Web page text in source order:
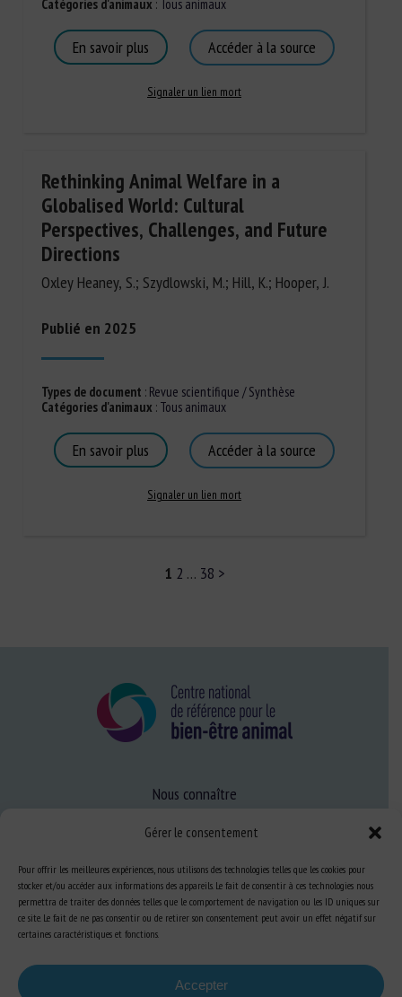
Gérer le consentement
Pour offrir les meilleures expériences, nous utilisons des technologies telles que les cookies pour
stocker et/ou accéder aux informations des appareils. Le fait de consentir à ces technologies nous
permettra de traiter des données telles que le comportement de navigation ou les ID uniques sur
ce site. Le fait de ne pas consentir ou de retirer son consentement peut avoir un effet négatif sur
certaines caractéristiques et fonctions.
Accepter
Catégories d'animaux : Tous animaux
En savoir plus Accéder à la source
Signaler un lien mort
Rethinking Animal Welfare in a
Globalised World: Cultural
Perspectives, Challenges, and Future
Directions
Oxley Heaney, S.; Szydlowski, M.; Hill, K.; Hooper, J.
Publié en 2025
Types de document : Revue scientifique / Synthèse
Catégories d'animaux : Tous animaux
En savoir plus Accéder à la source
Signaler un lien mort
1 2 … 38 >
Nous connaître
Expertise
S’informer sur le BEA
Se former au BEA